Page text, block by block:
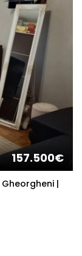
157.500€
|